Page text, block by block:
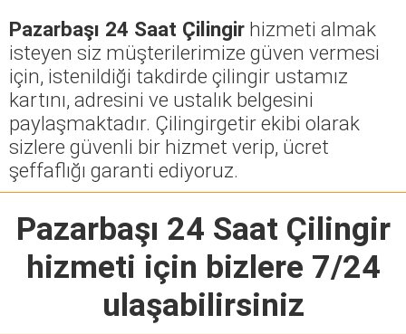
Pazarbaşı 24 Saat Çilingir hizmeti almak
isteyen siz müşterilerimize güven vermesi
için, istenildiği takdirde çilingir ustamız
kartını, adresini ve ustalık belgesini
paylaşmaktadır. Çilingirgetir ekibi olarak
sizlere güvenli bir hizmet verip, ücret
şeffaflığı garanti ediyoruz.
Pazarbaşı 24 Saat Çilingir
hizmeti için bizlere 7/24
ulaşabilirsiniz